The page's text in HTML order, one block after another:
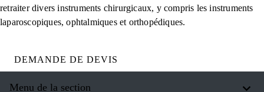
retraiter divers instruments chirurgicaux, y compris les instruments
laparoscopiques, ophtalmiques et orthopédiques.
DEMANDE DE DEVIS
Menu de la section